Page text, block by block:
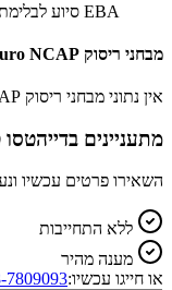
EBA סיוע לבלימת חירום
מבחני ריסוק Euro NCAP
אין נתוני מבחני ריסוק Euro NCAP לדגם זה
מתעניינים בדייהטסו
השאירו פרטים עכשיו
ללא התחייבות
מענה מהיר
או חייגו עכשיו:7809093